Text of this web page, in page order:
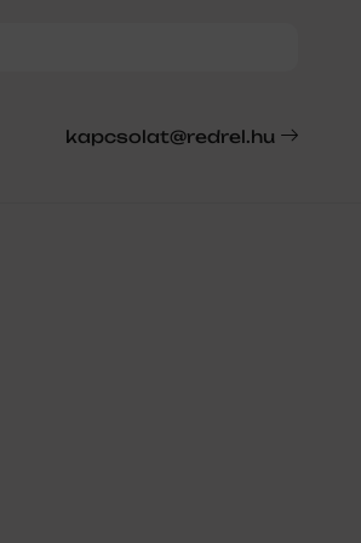
kapcsolat@redrel.hu